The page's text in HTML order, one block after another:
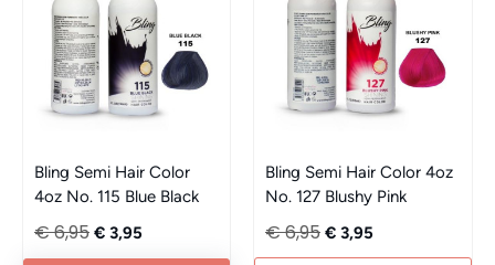
Bling Semi Hair Color
4oz No. 115 Blue Black
€ 6,95 € 3,95
Bling Semi Hair Color 4oz
No. 127 Blushy Pink
€ 6,95 € 3,95